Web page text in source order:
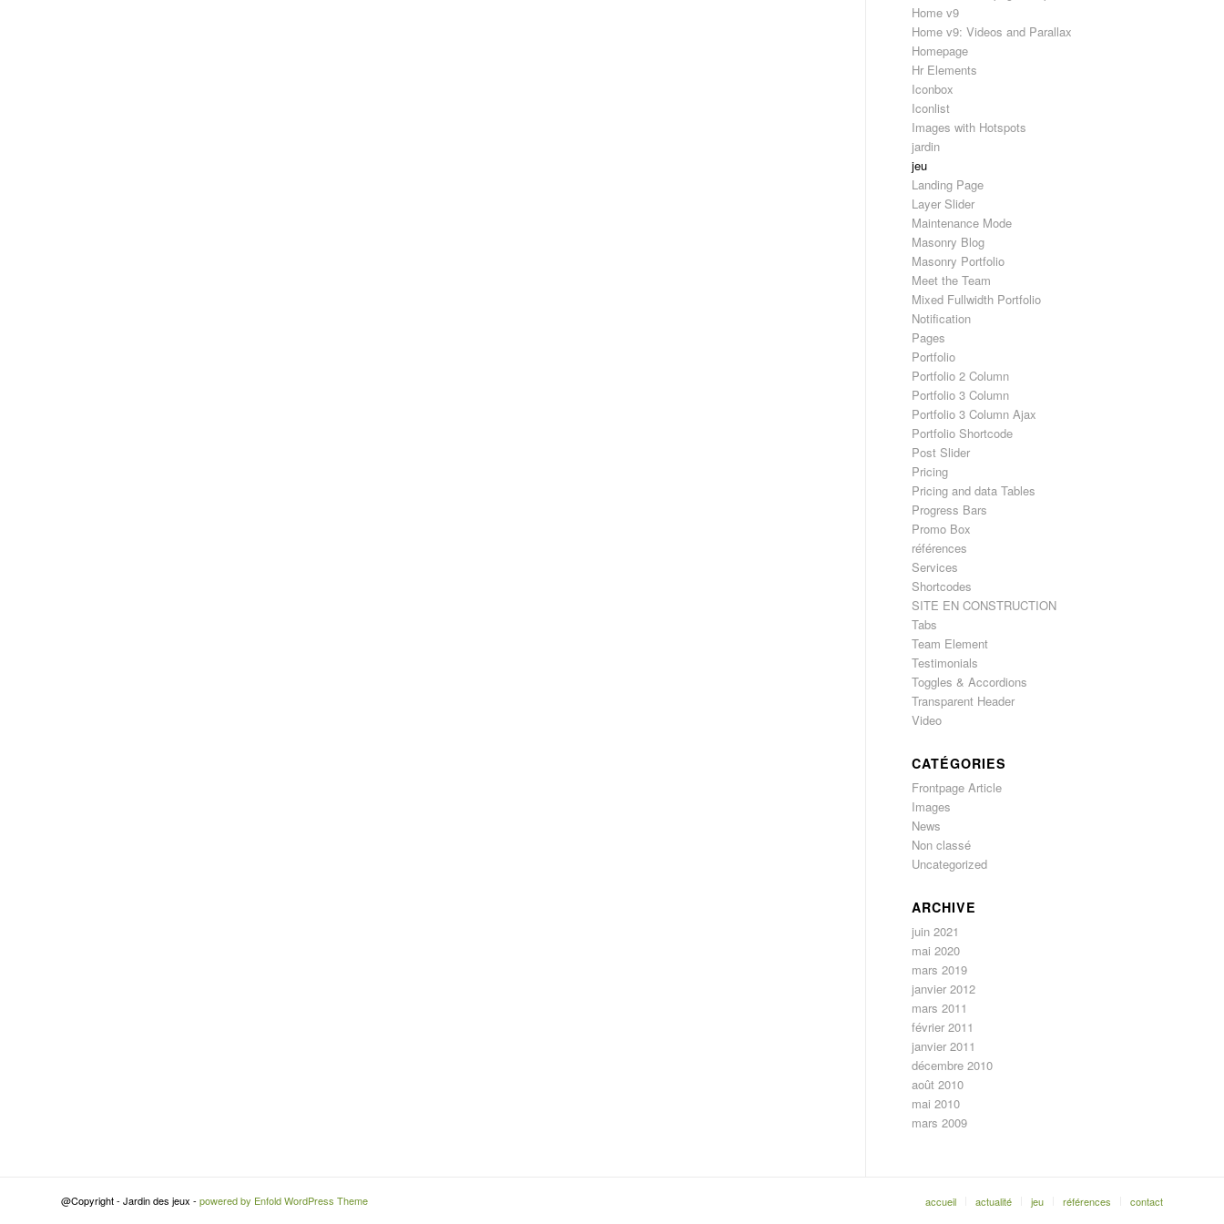
Home v9
Home v9: Videos and Parallax
Homepage
Hr Elements
Iconbox
Iconlist
Images with Hotspots
jardin
jeu
Landing Page
Layer Slider
Maintenance Mode
Masonry Blog
Masonry Portfolio
Meet the Team
Mixed Fullwidth Portfolio
Notification
Pages
Portfolio
Portfolio 2 Column
Portfolio 3 Column
Portfolio 3 Column Ajax
Portfolio Shortcode
Post Slider
Pricing
Pricing and data Tables
Progress Bars
Promo Box
références
Services
Shortcodes
SITE EN CONSTRUCTION
Tabs
Team Element
Testimonials
Toggles & Accordions
Transparent Header
Video
CATÉGORIES
Frontpage Article
Images
News
Non classé
Uncategorized
ARCHIVE
juin 2021
mai 2020
mars 2019
janvier 2012
mars 2011
février 2011
janvier 2011
décembre 2010
août 2010
mai 2010
mars 2009
@Copyright - Jardin des jeux - powered by Enfold WordPress Theme accueil actualité jeu références contact